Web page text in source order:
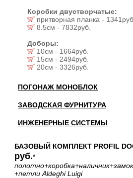
Коробки двустворчатые:
притворная планка - 1341руб.
8.5см - 7832руб.
Доборы:
10см - 1664руб.
15см - 2494руб.
20см - 3326руб.
ПОГОНАЖ МОНОБЛОК
ЗАВОДСКАЯ ФУРНИТУРА
ИНЖЕНЕРНЫЕ СИСТЕМЫ
БАЗОВЫЙ КОМПЛЕКТ PROFIL
руб.*
полотно+коробка+наличник
+петли Aldeghi Luigi